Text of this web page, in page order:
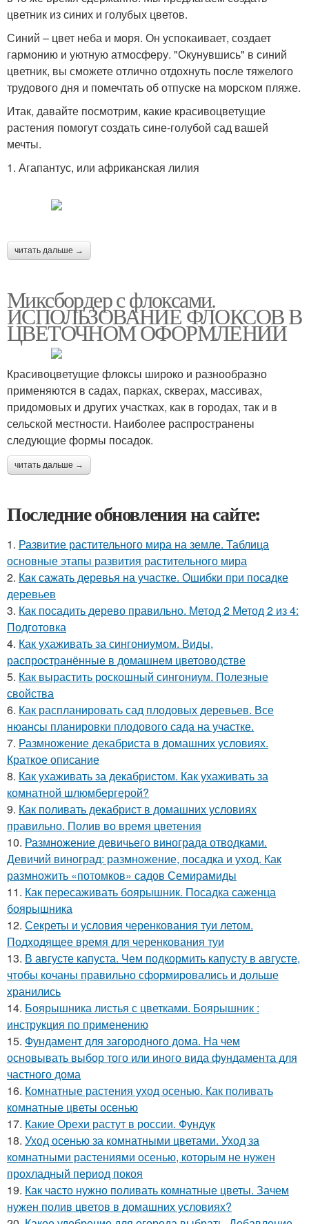
цветник из синих и голубых цветов.
Синий – цвет неба и моря. Он успокаивает, создает
гармонию и уютную атмосферу. "Окунувшись" в синий
цветник, вы сможете отлично отдохнуть после тяжелого
трудового дня и помечтать об отпуске на морском пляже.
Итак, давайте посмотрим, какие красивоцветущие
растения помогут создать сине-голубой сад вашей
мечты.
1. Агапантус, или африканская лилия
читать дальше →
Миксбордер с флоксами.
ИСПОЛЬЗОВАНИЕ ФЛОКСОВ В
ЦВЕТОЧНОМ ОФОРМЛЕНИИ
Красивоцветущие флоксы широко и разнообразно
применяются в садах, парках, скверах, массивах,
придомовых и других участках, как в городах, так и в
сельской местности. Наиболее распространены
следующие формы посадок.
читать дальше →
Последние обновления на сайте:
1. Развитие растительного мира на земле. Таблица
основные этапы развития растительного мира
2. Как сажать деревья на участке. Ошибки при посадке
деревьев
3. Как посадить дерево правильно. Метод 2 Метод 2 из 4:
Подготовка
4. Как ухаживать за сингониумом. Виды,
распространённые в домашнем цветоводстве
5. Как вырастить роскошный сингониум. Полезные
свойства
6. Как распланировать сад плодовых деревьев. Все
нюансы планировки плодового сада на участке.
7. Размножение декабриста в домашних условиях.
Краткое описание
8. Как ухаживать за декабристом. Как ухаживать за
комнатной шлюмбергерой?
9. Как поливать декабрист в домашних условиях
правильно. Полив во время цветения
10. Размножение девичьего винограда отводками.
Девичий виноград: размножение, посадка и уход. Как
размножить «потомков» садов Семирамиды
11. Как пересаживать боярышник. Посадка саженца
боярышника
12. Секреты и условия черенкования туи летом.
Подходящее время для черенкования туи
13. В августе капуста. Чем подкормить капусту в августе,
чтобы кочаны правильно сформировались и дольше
хранились
14. Боярышника листья с цветками. Боярышник :
инструкция по применению
15. Фундамент для загородного дома. На чем
основывать выбор того или иного вида фундамента для
частного дома
16. Комнатные растения уход осенью. Как поливать
комнатные цветы осенью
17. Какие Орехи растут в россии. Фундук
18. Уход осенью за комнатными цветами. Уход за
комнатными растениями осенью, которым не нужен
прохладный период покоя
19. Как часто нужно поливать комнатные цветы. Зачем
нужен полив цветов в домашних условиях?